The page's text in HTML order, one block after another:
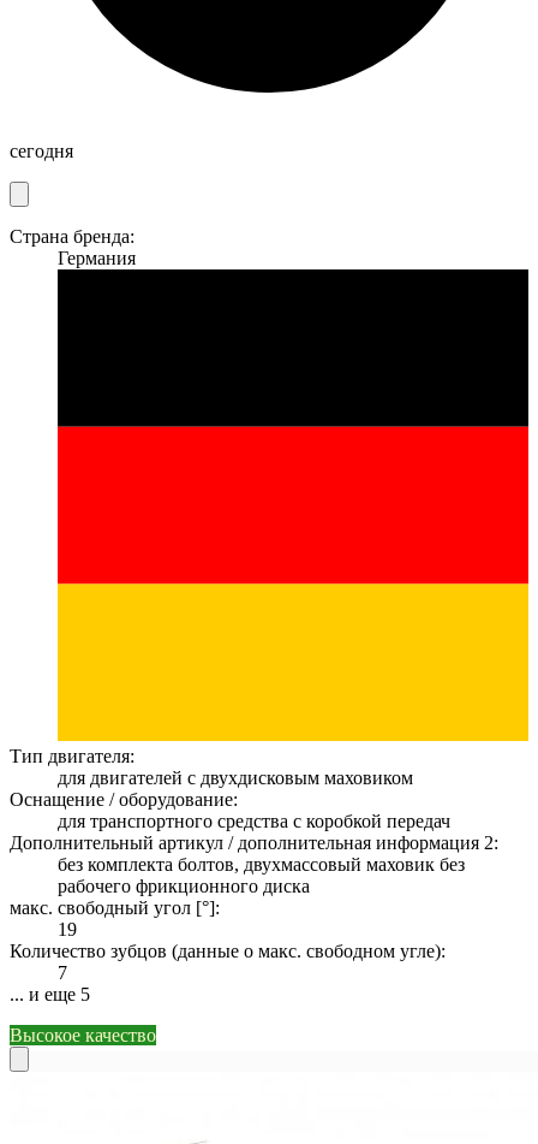
сегодня
Страна бренда:
Германия
Тип двигателя:
для двигателей с двухдисковым маховиком
Оснащение / оборудование:
для транспортного средства с коробкой передач
Дополнительный артикул / дополнительная информация 2:
без комплекта болтов, двухмассовый маховик без
рабочего фрикционного диска
макс. свободный угол [°]:
19
Количество зубцов (данные о макс. свободном угле):
7
... и еще 5
Высокое качество